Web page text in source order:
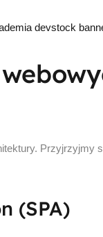
Przyjrzyjmy
(SPA)